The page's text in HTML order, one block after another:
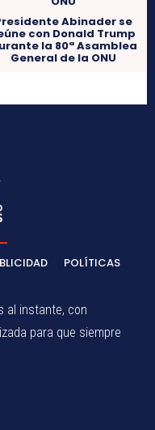
Abinader se
con Donald Trump
la 80ª Asamblea
General de la ONU
POLÍTICAS
al instante, con
para que siempre